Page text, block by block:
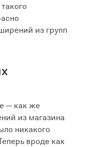
из групп
— как же
из магазина
никакого
вроде как